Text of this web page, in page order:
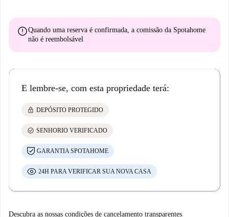
errorQuando uma reserva é confirmada, a comissão da Spotahome
não é reembolsável
E lembre-se, com esta propriedade terá:
lock DEPÓSITO PROTEGIDO
check_circle SENHORIO VERIFICADO
GARANTIA SPOTAHOME
24H PARA VERIFICAR SUA NOVA CASA
Descubra as nossas condições de cancelamento transparentes